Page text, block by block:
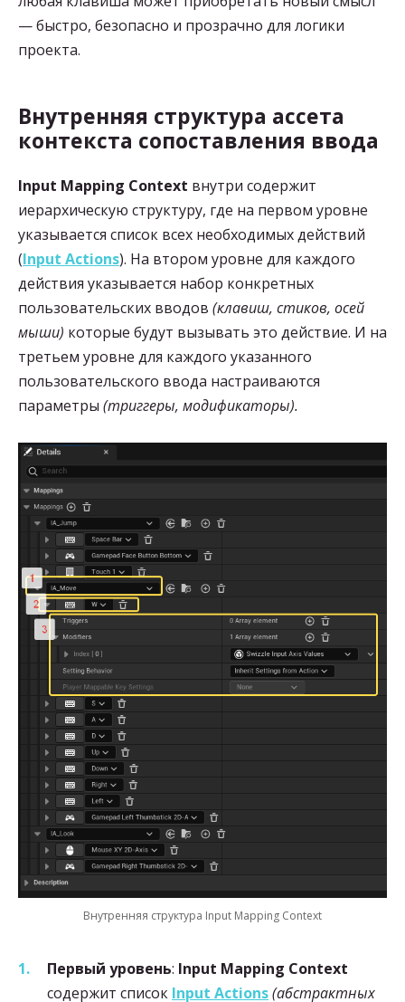
— быстро, безопасно и прозрачно для логики
проекта.
Внутренняя структура ассета
контекста сопоставления ввода
Input Mapping Context внутри содержит
иерархическую структуру, где на первом уровне
указывается список всех необходимых действий
(Input Actions). На втором уровне для каждого
действия указывается набор конкретных
пользовательских вводов (клавиш, стиков, осей
мыши) которые будут вызывать это действие. И на
третьем уровне для каждого указанного
пользовательского ввода настраиваются
параметры (триггеры, модификаторы).
Внутренняя структура Input Mapping Context
Первый уровень: Input Mapping Context
содержит список Input Actions(абстрактных